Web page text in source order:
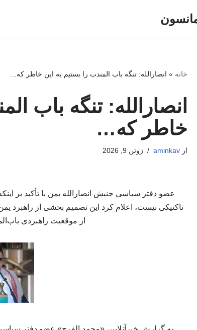
خانه » انصارالله: تنگه باب المندب را بستیم به این خاطر که…
انصارالله: تنگه باب
خاطر که…
ازaminkav ژوئن 9, 2026
عضو دفتر سیاسی جنبش انصارالله یمن با تأکید بر
تاکتیکی نیست، اعلام کرد این تصمیم بخشی از راهبرد
از موقعیت راهبردی